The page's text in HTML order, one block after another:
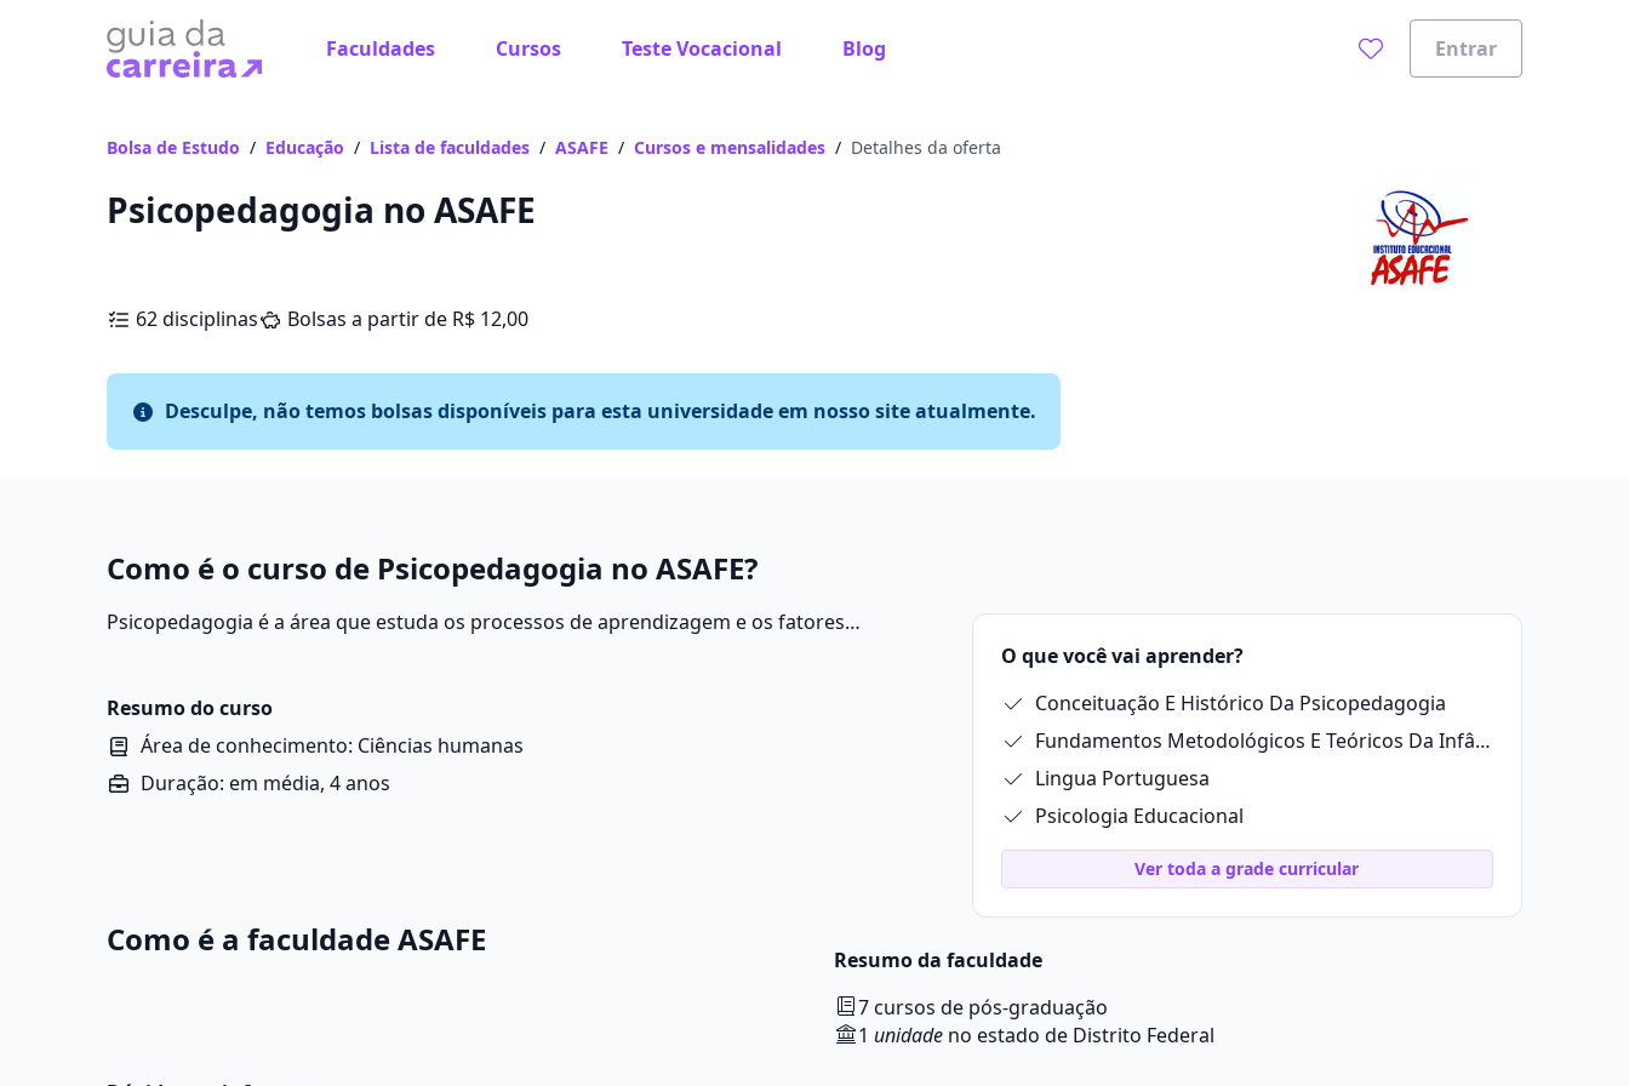
Faculdades Cursos Teste Vocacional Blog Entrar
Bolsa de Estudo / Educação / Lista de faculdades / ASAFE / Cursos e mensalidades / Detalhes da oferta
Psicopedagogia no ASAFE
62 disciplinas Bolsas a partir de R$ 12,00
Desculpe, não temos bolsas disponíveis para esta universidade em nosso site atualmente.
Como é o curso de Psicopedagogia no ASAFE?
Psicopedagogia é a área que estuda os processos de aprendizagem e os fatores
Resumo do curso
Área de conhecimento: Ciências humanas
Duração: em média, 4 anos
O que você vai aprender?
Conceituação E Histórico Da Psicopedagogia
Fundamentos Metodológicos E Teóricos Da Infância
Lingua Portuguesa
Psicologia Educacional
Ver toda a grade curricular
Como é a faculdade ASAFE
Resumo da faculdade
7 cursos de pós-graduação
1 unidade no estado de Distrito Federal